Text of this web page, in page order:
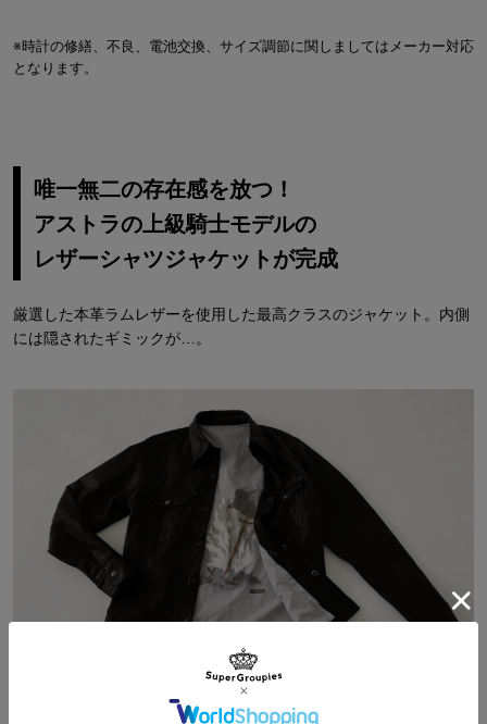
※時計の修繕、不良、電池交換、サイズ調節に関しましてはメーカー対応
となります。
唯一無二の存在感を放つ！
アストラの上級騎士モデルの
レザーシャツジャケットが完成
厳選した本革ラムレザーを使用した最高クラスのジャケット。内側
には隠されたギミックが…。